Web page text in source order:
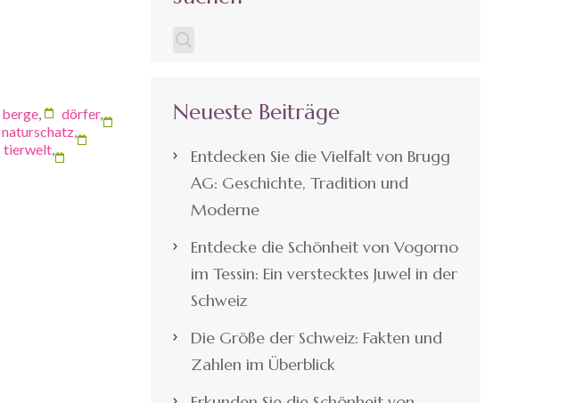
berge dörfer,
naturschatz
tierwelt
Neueste Beiträge
Entdecken Sie die Vielfalt von Brugg
AG: Geschichte, Tradition und
Moderne
Entdecke die Schönheit von Vogorno
im Tessin: Ein verstecktes Juwel in der
Schweiz
Die Größe der Schweiz: Fakten und
Zahlen im Überblick